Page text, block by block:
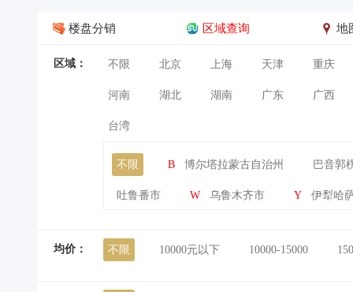
楼盘分销 区域查询 地
区域： 不限 北京 上海 天津 重庆
河南 湖北 湖南 广东 广西
台湾
不限 B 博尔塔拉蒙古自治州 巴音郭
吐鲁番市 W 乌鲁木齐市 Y 伊犁哈
均价： 不限 10000元以下 10000-15000